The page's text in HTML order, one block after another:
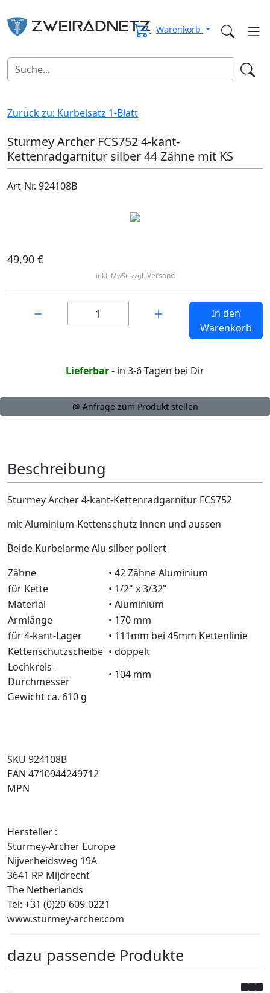
Warenkorb
Zurück zu: Kurbelsatz 1-Blatt
Sturmey Archer FCS752 4-kant-
Kettenradgarnitur silber 44 Zähne mit KS
Art-Nr. 924108B
49,90 €
inkl. MwSt. zzgl. Versand
In den
Warenkorb
Lieferbar- in 3-6 Tagen bei Dir
@ Anfrage zum Produkt stellen
Beschreibung
Sturmey Archer 4-kant-Kettenradgarnitur FCS752
mit Aluminium-Kettenschutz innen und aussen
Beide Kurbelarme Alu silber poliert
Zähne
• 42 Zähne Aluminium
für Kette
• 1/2" x 3/32"
Material
• Aluminium
Armlänge
• 170 mm
für 4-kant-Lager
• 111mm bei 45mm Kettenlinie
Kettenschutzscheibe • doppelt
Lochkreis-
Durchmesser
• 104 mm
Gewicht ca. 610 g
SKU 924108B
EAN 4710944249712
MPN
Hersteller :
Sturmey-Archer Europe
Nijverheidsweg 19A
3641 RP Mijdrecht
The Netherlands
Tel: +31 (0)20-609-0221
www.sturmey-archer.com
dazu passende Produkte